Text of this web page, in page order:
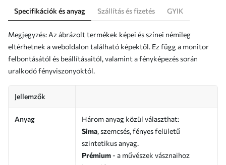
Specifikációk és anyag Szállítás és fizetés GYIK
Megjegyzés: Az ábrázolt termékek képei és színei némileg
eltérhetnek a weboldalon található képektől. Ez függ a monitor
felbontásától és beállításaitól, valamint a fényképezés során
uralkodó fényviszonyoktól.
Jellemzők
Anyag
Három anyag közül választhat:
Sima, szemcsés, fényes felületű
szintetikus anyag.
Prémium - a művészek vásznaihoz